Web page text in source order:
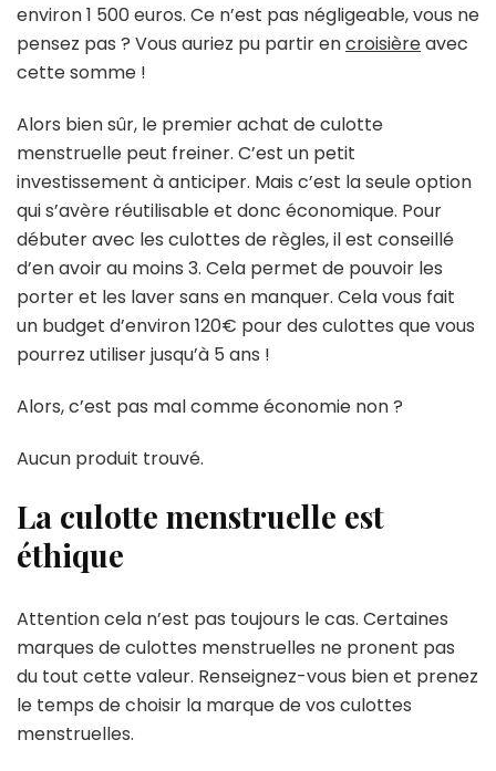
environ 1 500 euros. Ce n’est pas négligeable, vous ne
pensez pas ? Vous auriez pu partir encroisièreavec
cette somme !
Alors bien sûr, le premier achat de culotte
menstruelle peut freiner. C’est un petit
investissement à anticiper. Mais c’est la seule option
qui s’avère réutilisable et donc économique. Pour
débuter avec les culottes de règles, il est conseillé
d’en avoir au moins 3. Cela permet de pouvoir les
porter et les laver sans en manquer. Cela vous fait
un budget d’environ 120€ pour des culottes que vous
pourrez utiliser jusqu’à 5 ans !
Alors, c’est pas mal comme économie non ?
Aucun produit trouvé.
La culotte menstruelle est
éthique
Attention cela n’est pas toujours le cas. Certaines
marques de culottes menstruelles ne pronent pas
du tout cette valeur. Renseignez-vous bien et prenez
le temps de choisir la marque de vos culottes
menstruelles.